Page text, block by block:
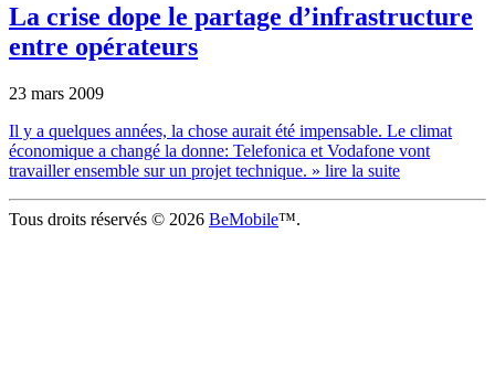
La crise dope le partage d’infrastructure
entre opérateurs
23 mars 2009
Il y a quelques années, la chose aurait été impensable. Le climat
économique a changé la donne: Telefonica et Vodafone vont
travailler ensemble sur un projet technique. » lire la suite
Tous droits réservés © 2026 BeMobile™.